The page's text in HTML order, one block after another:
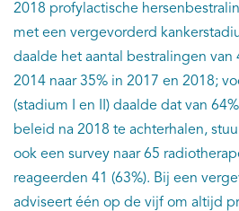
2018 profylactische
met een vergevorderd
daalde het aantal bestralingen van
2014 naar 35% in 2017 en 2018;
(stadium I en II) daalde dat van
beleid na 2018 te achterhalen,
ook een survey naar 65
reageerden 41 (63%). Bij een
adviseert één op de vijf om altijd